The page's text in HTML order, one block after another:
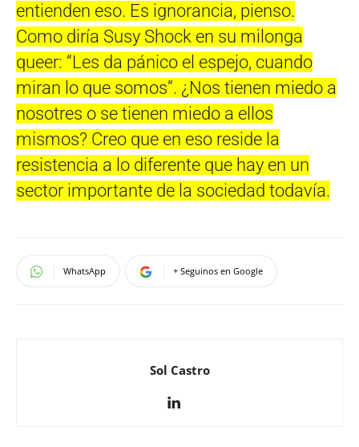
entienden eso. Es ignorancia, pienso.
Como diría Susy Shock en su milonga
queer: “Les da pánico el espejo, cuando
miran lo que somos”. ¿Nos tienen miedo a
nosotres o se tienen miedo a ellos
mismos? Creo que en eso reside la
resistencia a lo diferente que hay en un
sector importante de la sociedad todavía.
WhatsApp + Seguinos en Google
Sol Castro